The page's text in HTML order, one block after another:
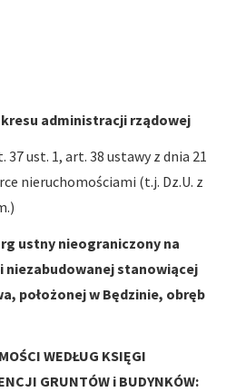
administracji rządowej
37 ust. 1, art. 38 ustawy z dnia 21
nieruchomościami (t.j. Dz.U. z
ustny nieograniczony na
niezabudowanejstanowiącej
położonej w Będzinie, obręb
WEDŁUG KSIĘGI
GRUNTÓW i BUDYNKÓW: